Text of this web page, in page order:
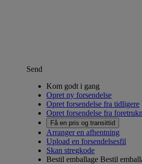
Send
Kom godt i gang
Opret ny forsendelse
Opret forsendelse fra tidligere
Opret forsendelse fra
Få en pris og transittid
Arranger en afhentning
Upload en forsendelsesfil
Skan stregkode
Bestil emballage Bestil